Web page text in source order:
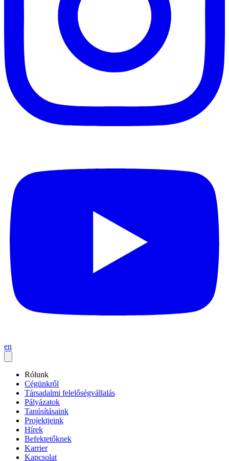
en
Rólunk
Cégünkről
Társadalmi felelőségvállalás
Pályázatok
Tanúsításaink
Projektjeink
Hírek
Befektetőknek
Karrier
Kapcsolat